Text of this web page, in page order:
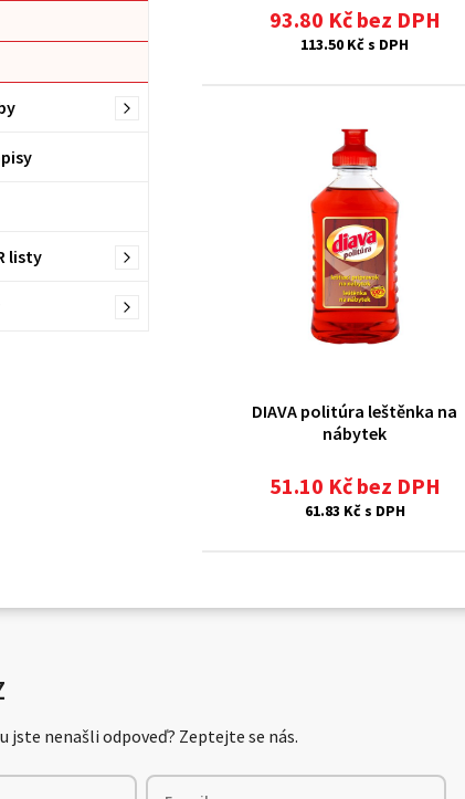
listy
93.80 Kč bez DPH
113.50 Kč s DPH
DIAVA politúra leštěnka na
nábytek
51.10 Kč bez DPH
61.83 Kč s DPH
jste nenašli odpoveď? Zeptejte se nás.